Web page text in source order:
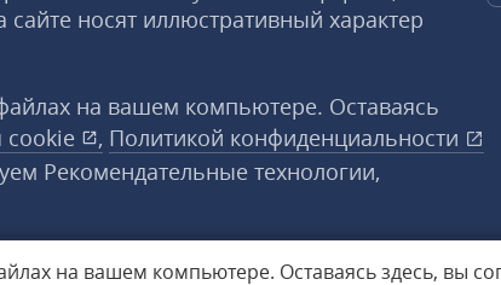
на вашем компьютере. Оставаясь здесь, вы
носят иллюстративный характер
на вашем компьютере. Оставаясь
cookie , Политикой конфиденциальности
Рекомендательные технологии,